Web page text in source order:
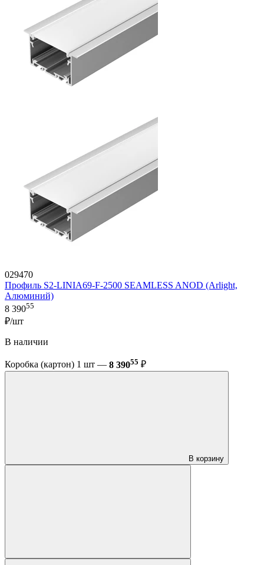
029470
Профиль S2-LINIA69-F-2500 SEAMLESS ANOD (Arlight,
Алюминий)
8 39055
₽/шт
В наличии
Коробка (картон) 1 шт — 8 39055 ₽
В корзину